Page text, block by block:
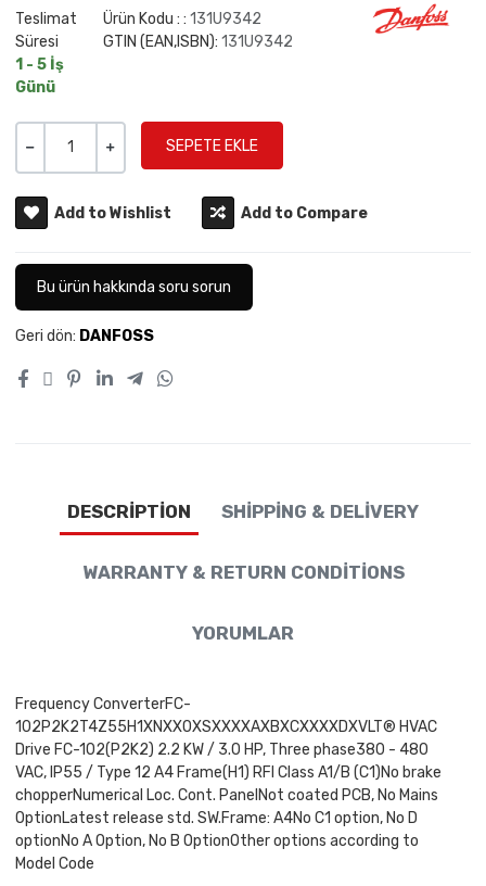
Teslimat
Süresi
1 - 5 İş
Günü
Ürün Kodu : : 131U9342
GTIN (EAN,ISBN): 131U9342
Add to Wishlist Add to Compare
Bu ürün hakkında soru sorun
Geri dön: DANFOSS
DESCRIPTION SHIPPING & DELIVERY
WARRANTY & RETURN CONDITIONS
YORUMLAR
Frequency ConverterFC-
102P2K2T4Z55H1XNXXOXSXXXXAXBXCXXXXDXVLT® HVAC
Drive FC-102(P2K2) 2.2 KW / 3.0 HP, Three phase380 - 480
VAC, IP55 / Type 12 A4 Frame(H1) RFI Class A1/B (C1)No brake
chopperNumerical Loc. Cont. PanelNot coated PCB, No Mains
OptionLatest release std. SW.Frame: A4No C1 option, No D
optionNo A Option, No B OptionOther options according to
Model Code